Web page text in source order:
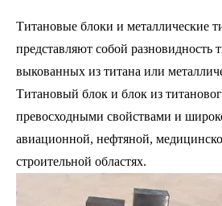
Титановые блоки и металлические
представляют собой разновидность
выкованных из титана или
Титановый блок и блок из
превосходными свойствами и
авиационной, нефтяной,
строительной областях.